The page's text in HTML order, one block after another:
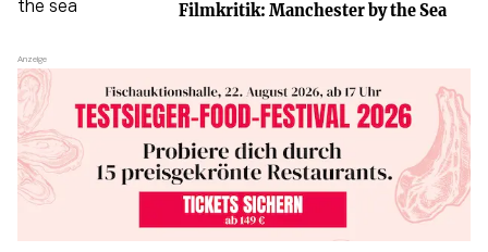
Filmkritik: Manchester by the Sea